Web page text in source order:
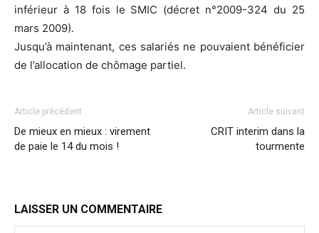
inférieur à 18 fois le SMIC (décret n°2009-324 du 25
mars 2009).
Jusqu’à maintenant, ces salariés ne pouvaient bénéficier
de l’allocation de chômage partiel.
Article précédent
De mieux en mieux : virement
de paie le 14 du mois !
Article suivant
CRIT interim dans la
tourmente
LAISSER UN COMMENTAIRE